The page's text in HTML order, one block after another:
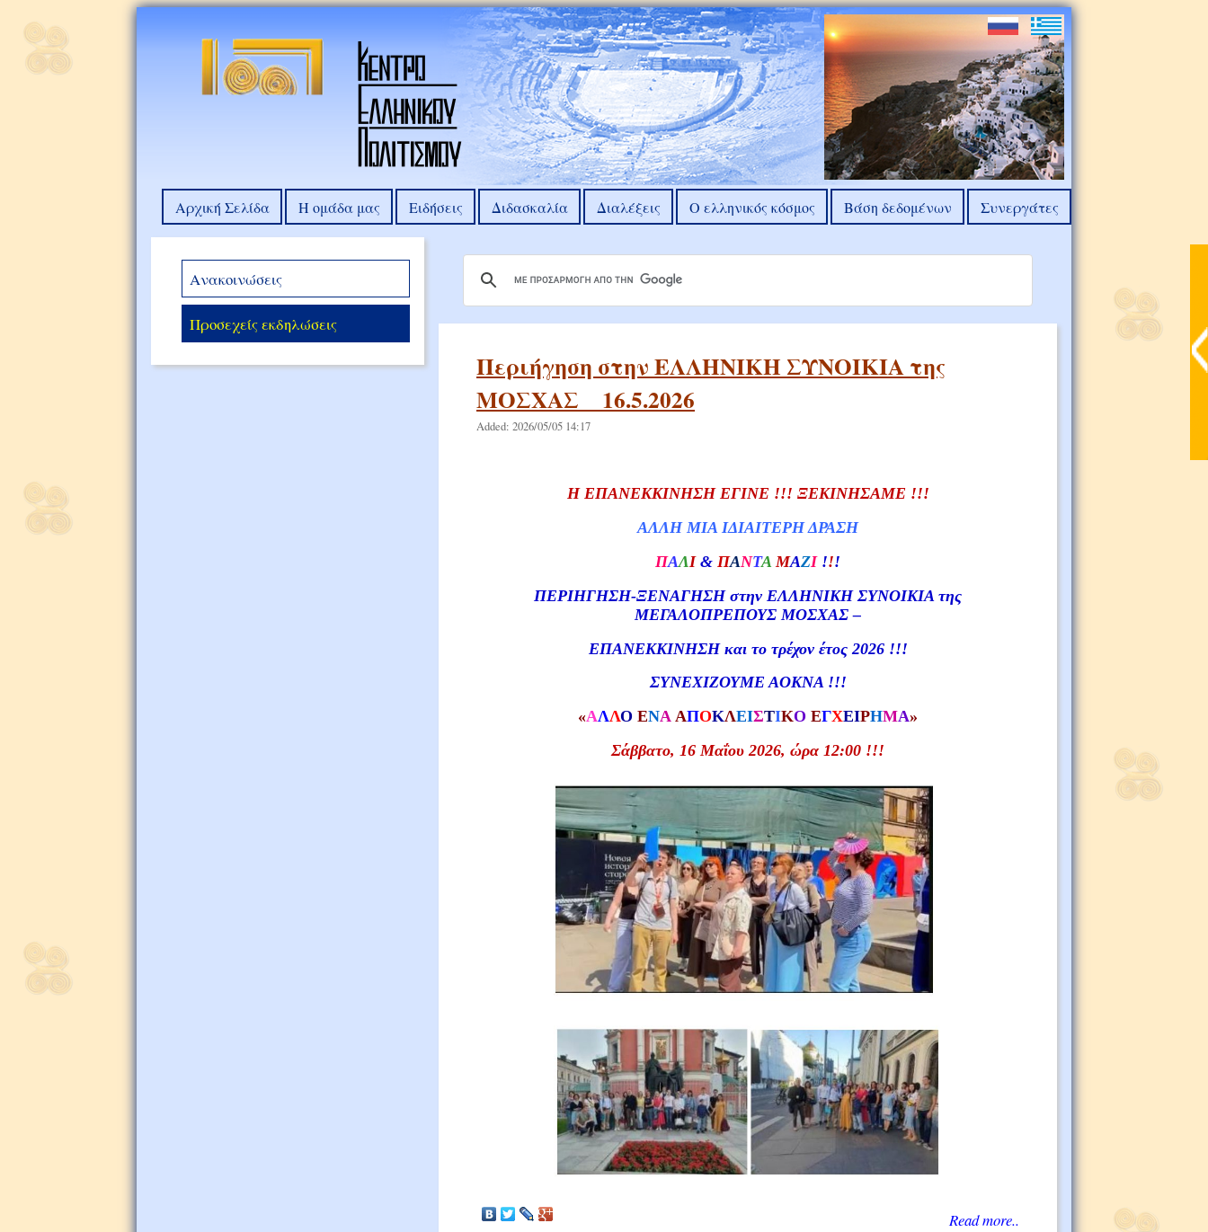
Αρχική Σελίδα Η ομάδα μας Ειδήσεις Διδασκαλία Διαλέξεις Ο ελληνικός κόσμος Βάση δεδομένων Συνεργάτες
Ανακοινώσεις
Προσεχείς εκδηλώσεις
Περιήγηση στην ΕΛΛΗΝΙΚΗ ΣΥΝΟΙΚΙΑ της
ΜΟΣΧΑΣ__16.5.2026
Added: 2026/05/05 14:17
Η ΕΠΑΝΕΚΚΙΝΗΣΗ ΕΓΙΝΕ !!! ΞΕΚΙΝΗΣΑΜΕ !!!
ΑΛΛΗ ΜΙΑ ΙΔΙΑΙΤΕΡΗ ΔΡΑΣΗ
ΠΑΛΙ & ΠΑΝΤΑΜΑΖΙ !!!
ΠΕΡΙΗΓΗΣΗ-ΞΕΝΑΓΗΣΗ στην ΕΛΛΗΝΙΚΗ ΣΥΝΟΙΚΙΑ της
ΜΕΓΑΛΟΠΡΕΠΟΥΣ ΜΟΣΧΑΣ –
ΕΠΑΝΕΚΚΙΝΗΣΗ και το τρέχον έτος 2026 !!!
ΣΥΝΕΧΙΖΟΥΜΕ ΑΟΚΝΑ !!!
«AΛΛΟ ΕΝΑ AΠΟΚΛΕΙΣΤΙΚО ΕΓΧΕΙΡΗΜΑ»
Σάββατο, 16 Μαΐου 2026, ώρα 12:00 !!!
Read more..